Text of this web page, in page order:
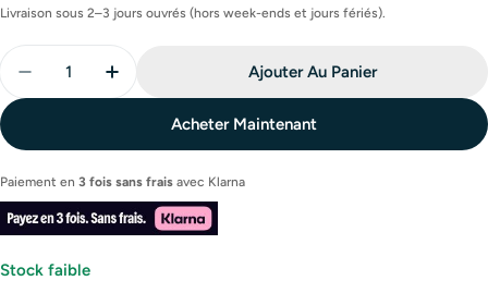
Livraison sous 2–3 jours ouvrés (hors week-ends et jours fériés).
Diminuer La Quantité Pour Natura Sibérie Coffret
Augmenter La Quantité Pour Natura
Ajouter Au Panier
Acheter Maintenant
Paiement en 3 fois sans frais avec Klarna
Stock faible